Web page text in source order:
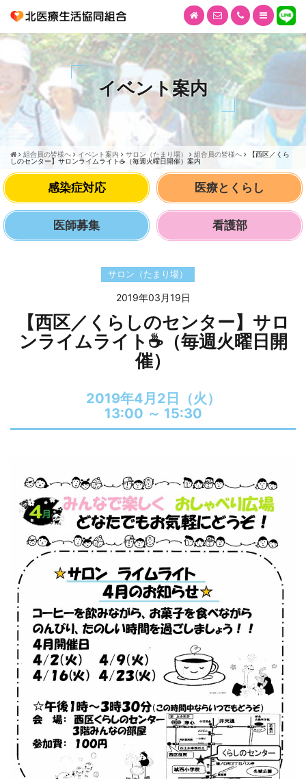
イベント案内
組合員の皆様へ イベント案内 サロン（たまり場） 組合員の皆様へ
【西区／くら
しのセンター】サロンライムライト☕（毎週火曜日開催）案内
感染症対応 医療とくらし
医師募集 看護部
サロン（たまり場）
2019年03月19日
【西区／くらしのセンター】サロ
ンライムライト☕（毎週火曜日開
催）
2019年4月2日（火）
13:00 ～ 15:30